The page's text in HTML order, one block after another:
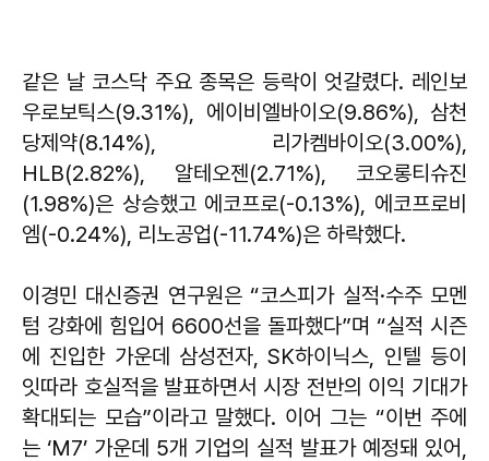
같은 날 코스닥 주요 종목은 등락이 엇갈렸다. 레인보
우로보틱스(9.31%), 에이비엘바이오(9.86%), 삼천
당제약(8.14%), 리가켐바이오(3.00%),
HLB(2.82%), 알테오젠(2.71%), 코오롱티슈진
(1.98%)은 상승했고 에코프로(-0.13%), 에코프로비
엠(-0.24%), 리노공업(-11.74%)은 하락했다.
이경민 대신증권 연구원은 “코스피가 실적·수주 모멘
텀 강화에 힘입어 6600선을 돌파했다”며 “실적 시즌
에 진입한 가운데 삼성전자, SK하이닉스, 인텔 등이
잇따라 호실적을 발표하면서 시장 전반의 이익 기대가
확대되는 모습”이라고 말했다. 이어 그는 “이번 주에
는 ‘M7’ 가운데 5개 기업의 실적 발표가 예정돼 있어,